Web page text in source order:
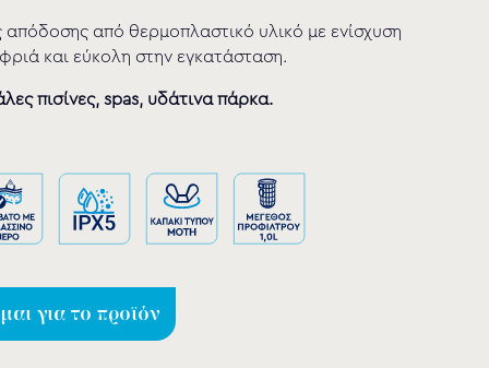
απόδοσης από θερμοπλαστικό υλικό με ενίσχυση
και εύκολη στην εγκατάσταση.
πισίνες, spas, υδάτινα πάρκα.
για το προϊόν